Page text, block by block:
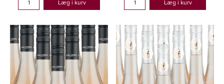
Læg i kurv Læg i kurv